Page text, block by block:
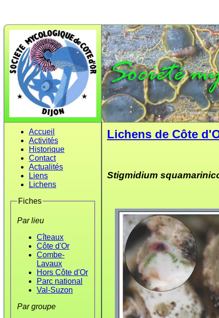
Accueil
Activités
Historique
Contact
Actualités
Liens
Lichens
Fiches
Par lieu
Cîteaux
Côte d'Or
Combe-
Lavaux
Hors Côte d'Or
Parc national
Val-Suzon
Par groupe
Lichens de Côte
Stigmidium